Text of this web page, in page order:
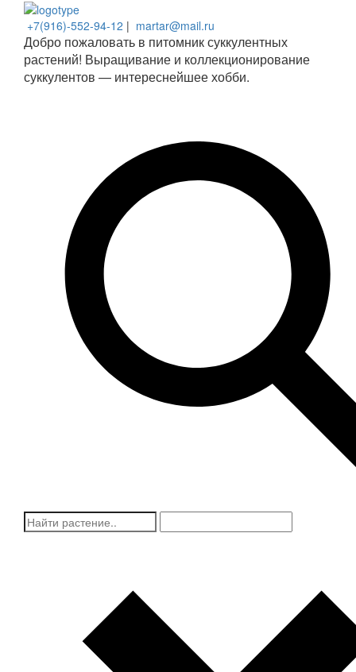
+7(916)-552-94-12 | martar@mail.ru
Добро пожаловать в питомник суккулентных
растений! Выращивание и коллекционирование
суккулентов — интереснейшее хобби.